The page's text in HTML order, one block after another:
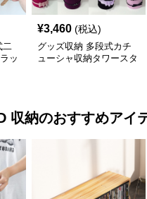
二
ッ
¥3,460 (税込)
グッズ収納 多段式カチ
ューシャ収納タワースタ
収納のおすすめアイ